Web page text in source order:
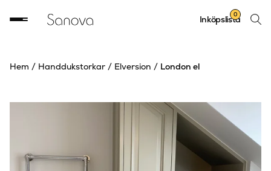
Sök
Inköpslista
0
Hem / Handdukstorkar / Elversion / London el